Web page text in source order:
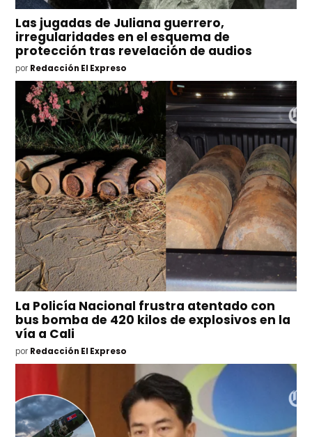
Las jugadas de Juliana guerrero,
irregularidades en el esquema de
protección tras revelación de audios
por Redacción El Expreso
La Policía Nacional frustra atentado con
bus bomba de 420 kilos de explosivos en la
vía a Cali
por Redacción El Expreso